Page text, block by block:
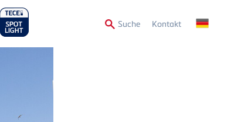
SucheSecondary
Kontakt